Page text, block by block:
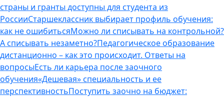
страны и гранты доступны для студента из
РоссииСтаршеклассник выбирает профиль обучения:
как не ошибитьсяМожно ли списывать на контрольной?
А списывать незаметно?Педагогическое образование
дистанционно – как это происходит. Ответы на
вопросыЕсть ли карьера после заочного
обучения«Дешевая» специальность и ее
перспективностьПоступить заочно на бюджет: